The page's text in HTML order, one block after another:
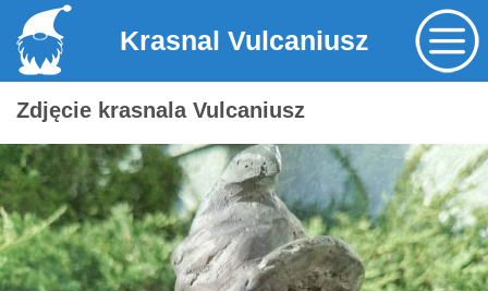
Krasnal Vulcaniusz
Zdjęcie krasnala Vulcaniusz